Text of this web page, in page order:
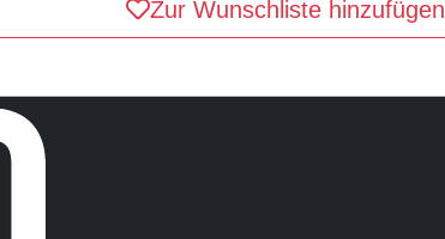
Zur Wunschliste hinzufügen